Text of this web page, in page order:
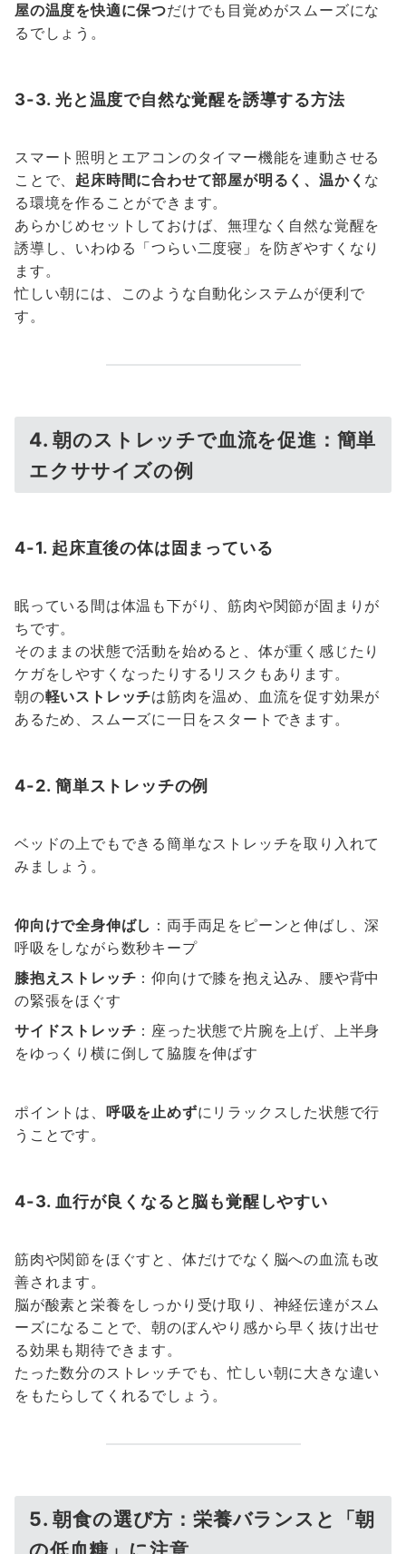
屋の温度を快適に保つだけでも目覚めがスムーズにな
るでしょう。
3-3. 光と温度で自然な覚醒を誘導する方法
スマート照明とエアコンのタイマー機能を連動させる
ことで、 起床時間に合わせて部屋が明るく、温かく な
る環境を作ることができます。
あらかじめセットしておけば、無理なく自然な覚醒を
誘導し、いわゆる「つらい二度寝」を防ぎやすくなり
ます。
忙しい朝には、このような自動化システムが便利で
す。
4. 朝のストレッチで血流を促進：簡単
エクササイズの例
4-1. 起床直後の体は固まっている
眠っている間は体温も下がり、筋肉や関節が固まりが
ちです。
そのままの状態で活動を始めると、体が重く感じたり
ケガをしやすくなったりするリスクもあります。
朝の軽いストレッチは筋肉を温め、血流を促す効果が
あるため、スムーズに一日をスタートできます。
4-2. 簡単ストレッチの例
ベッドの上でもできる簡単なストレッチを取り入れて
みましょう。
仰向けで全身伸ばし ：両手両足をピーンと伸ばし、深
呼吸をしながら数秒キープ
膝抱えストレッチ ：仰向けで膝を抱え込み、腰や背中
の緊張をほぐす
サイドストレッチ ：座った状態で片腕を上げ、上半身
をゆっくり横に倒して脇腹を伸ばす
ポイントは、 呼吸を止めずにリラックスした状態で行
うことです。
4-3. 血行が良くなると脳も覚醒しやすい
筋肉や関節をほぐすと、体だけでなく脳への血流も改
善されます。
脳が酸素と栄養をしっかり受け取り、神経伝達がスム
ーズになることで、朝のぼんやり感から早く抜け出せ
る効果も期待できます。
たった数分のストレッチでも、忙しい朝に大きな違い
をもたらしてくれるでしょう。
5. 朝食の選び方：栄養バランスと「朝